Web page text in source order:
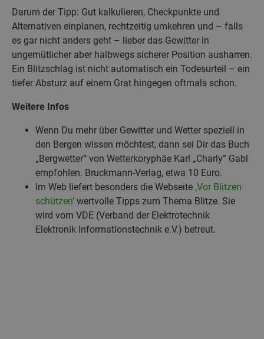
Darum der Tipp: Gut kalkulieren, Checkpunkte und
Alternativen einplanen, rechtzeitig umkehren und – falls
es gar nicht anders geht – lieber das Gewitter in
ungemütlicher aber halbwegs sicherer Position ausharren.
Ein Blitzschlag ist nicht automatisch ein Todesurteil – ein
tiefer Absturz auf einem Grat hingegen oftmals schon.
Weitere Infos
Wenn Du mehr über Gewitter und Wetter speziell in
den Bergen wissen möchtest, dann sei Dir das Buch
„Bergwetter“ von Wetterkoryphäe Karl „Charly“ Gabl
empfohlen. Bruckmann-Verlag, etwa 10 Euro.
Im Web liefert besonders die Webseite ‚Vor Blitzen
schützen‘ wertvolle Tipps zum Thema Blitze. Sie
wird vom VDE (Verband der Elektrotechnik
Elektronik Informationstechnik e.V.) betreut.